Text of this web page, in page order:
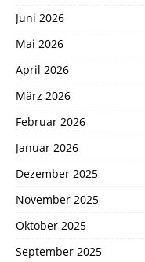
Juni 2026
Mai 2026
April 2026
März 2026
Februar 2026
Januar 2026
Dezember 2025
November 2025
Oktober 2025
September 2025